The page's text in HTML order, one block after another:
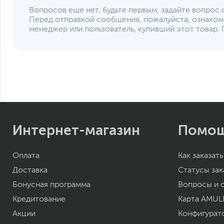
Вопросов еще нет, будьте первым, задайте
Перед отправкой сообщения, пожалуйста,
менеджер или пользователь, купивший этот
Интернет-магазин
Оплата
Доставка
Бонусная программа
Кредитование
Акции
Как заказать
Статусы
Вопросы и
Карта